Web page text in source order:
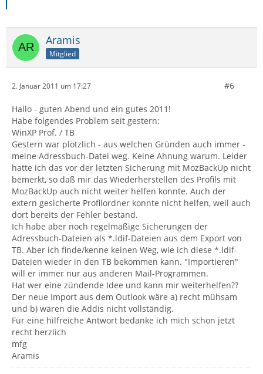
Aramis
Mitglied
2. Januar 2011 um 17:27 #6
Hallo - guten Abend und ein gutes 2011!
Habe folgendes Problem seit gestern:
WinXP Prof. / TB
Gestern war plötzlich - aus welchen Gründen auch immer -
meine Adressbuch-Datei weg. Keine Ahnung warum. Leider
hatte ich das vor der letzten Sicherung mit MozBackUp nicht
bemerkt, so daß mir das Wiederherstellen des Profils mit
MozBackUp auch nicht weiter helfen konnte. Auch der
extern gesicherte Profilordner konnte nicht helfen, weil auch
dort bereits der Fehler bestand.
Ich habe aber noch regelmäßige Sicherungen der
Adressbuch-Dateien als *.ldif-Dateien aus dem Export von
TB. Aber ich finde/kenne keinen Weg, wie ich diese *.ldif-
Dateien wieder in den TB bekommen kann. "Importieren"
will er immer nur aus anderen Mail-Programmen.
Hat wer eine zündende Idee und kann mir weiterhelfen??
Der neue Import aus dem Outlook wäre a) recht mühsam
und b) wären die Addis nicht vollständig.
Für eine hilfreiche Antwort bedanke ich mich schon jetzt
recht herzlich
mfg
Aramis